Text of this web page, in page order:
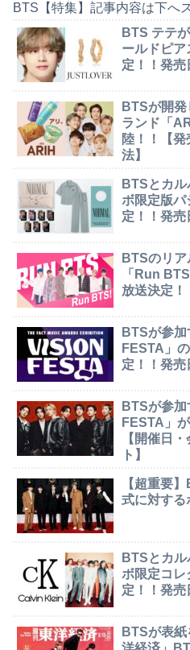
BTS【特集】記事内容は下へ
BTS テテ
ールドピ
定！！発売
BTSが開
ランド「
陸！！【
法】
BTSとカ
ボ限定版
定！！発売
BTSのリア
「Run
放送決定
BTSが参
FESTA」
定！！発売
BTSが参
FESTA」
【開催日
ト】
【超重要
式に対する
BTSとカ
ボ限定コ
定！！発売
BTSが表